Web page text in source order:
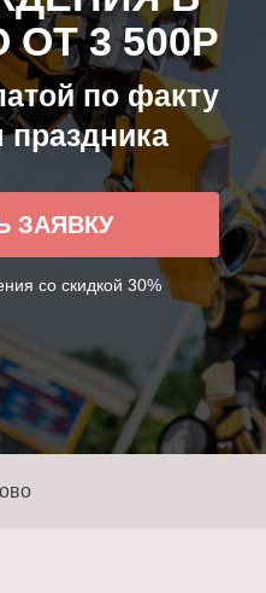
3 500Р
по факту
праздника
ЗАЯВКУ
со скидкой 30%